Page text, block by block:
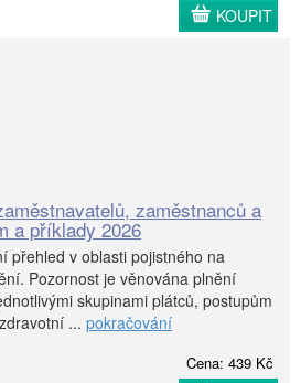
KOUPIT
zaměstnanců a
a příklady 2026
přehled v oblasti pojistného na
Pozornost je věnována plnění
skupinami plátců, postupům
... pokračování
Cena: 439 Kč